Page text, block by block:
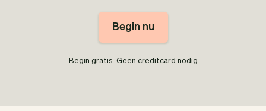
Begin nu
Begin gratis. Geen creditcard nodig